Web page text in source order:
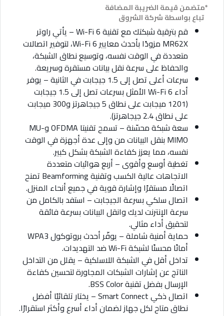
*متضمن قيمة الضريبة المضافة
تباع بواسطة شركة الشروق
قم بترقية شبكتك مع تقنية Wi-Fi 6 – يأتي راوتر
MR62X مزودًا بأحدث معايير Wi-Fi 6، لتوفير اتصالات
متعددة في الوقت نفسه، وتوسيع نطاق الشبكة،
والحفاظ على سرعة نقل بيانات مستقرة وسريعة.
سرعات أعلى تصل إلى 1.5 جيجابت في الثانية – يوفر
أداء Wi-Fi 6 الأمثل بسرعات تصل إلى 1.5 جيجابت
(1201 ميجابت على نطاق 5 جيجاهرتز و300 ميجابت
على نطاق 2.4 جيجاهرتز).
سعة شبكة محسّنة – تسمح تقنيتا OFDMA وMU-
MIMO بنقل البيانات من وإلى عدة أجهزة في الوقت
نفسه، مما يعزز كفاءة الشبكة بشكل كبير.
تغطية أوسع وأقوى – أربع هوائيات متعددة
الاتجاهات عالية الكسب وتقنية Beamforming تمنح
اتصالًا مستقرًا وإشارة قوية في جميع أنحاء المنزل.
اتصال سلكي بسرعة الجيجابت – استفد بالكامل من
سرعة الإنترنت لديك وانقل البيانات بسرعة فائقة
لتحقيق أداء مثالي.
حماية أمنية شاملة – يوفّر أحدث بروتوكول WPA3
أمانًا محسنًا لشبكة Wi-Fi ضد التهديدات.
تداخل أقل في الشبكة اللاسلكية – يقلل من التداخل
الناتج عن إشارات الشبكات المجاورة لتحسين كفاءة
الإرسال بفضل تقنية BSS Color.
اتصال ذكي Smart Connect – يختار تلقائيًا أفضل
نطاق متاح لكل جهاز لضمان أداء أسرع وأكثر استقرارًا.